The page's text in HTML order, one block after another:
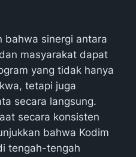
bahwa sinergi antara
masyarakat dapat
yang tidak hanya
tetapi juga
secara langsung.
secara konsisten
bahwa Kodim
tengah-tengah